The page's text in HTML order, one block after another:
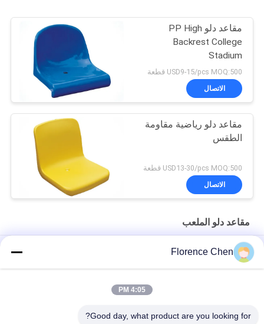
مقاعد دلو PP High
Backrest College
Stadium
USD9-15/pcs MOQ:500 قطعة
الاتصال
مقاعد دلو رياضية مقاومة
الطقس
USD13-30/pcs MOQ:500 قطعة
الاتصال
مقاعد دلو الملعب
مقاعد دلو ملعب HDPE مثبتة على الأرض للخطوات الخرسانية
كرسي استاد من البولي إيثيلين مقاعد دلو عالي الكثافة
اللون الأحمر أجوف الظهر HDPE في الهواء الطلق ملعب كرسي مقعد
Florence Chen
4:05 PM
Good day, what product are you looking for?